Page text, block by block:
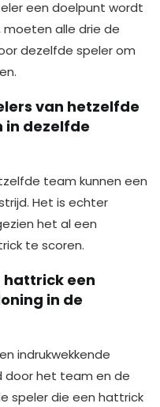
een doelpunt wordt
moeten alle drie de
dezelfde speler om
van hetzelfde
in dezelfde
team kunnen een
Het is echter
het al een
te scoren.
hattrick een
in de
indrukwekkende
door het team en de
speler die een hattrick